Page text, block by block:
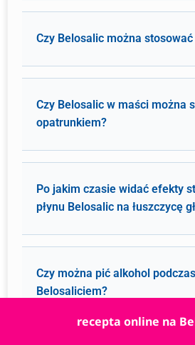
Czy Belosalic można
Czy Belosalic w maści można
opatrunkiem?
Po jakim czasie widać efekty
płynu Belosalic na łuszczycę
Czy można pić alkohol
Belosaliciem?
recepta online na